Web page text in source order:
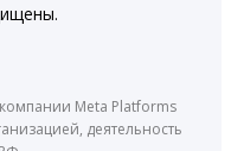
Meta Platforms
деятельность